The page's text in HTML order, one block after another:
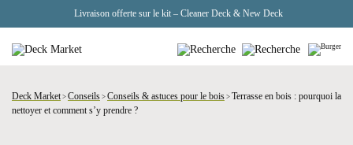
Livraison offerte sur le kit – Cleaner Deck & New Deck
Deck Market> Conseils > Conseils & astuces pour le bois > Terrasse en bois : pourquoi la
nettoyer et comment s’y prendre ?